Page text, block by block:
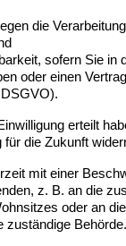
die
sofern Sie in
oder einen
erteilt
die Zukunft
mit einer
z. B. an die
oder an
zuständige Behörde.